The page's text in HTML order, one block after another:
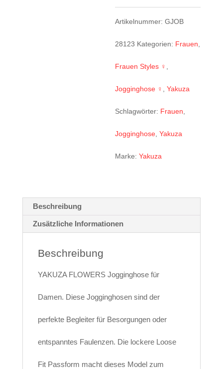
Artikelnummer:GJOB
28123 Kategorien: Frauen
Frauen Styles ♀
Jogginghose ♀ ,Yakuza
Schlagwörter: Frauen
Jogginghose ,Yakuza
Marke:Yakuza
Beschreibung
Zusätzliche Informationen
Beschreibung
YAKUZA FLOWERS Jogginghose für
Damen. Diese Jogginghosen sind der
perfekte Begleiter für Besorgungen oder
entspanntes Faulenzen. Die lockere Loose
Fit Passform macht dieses Model zum